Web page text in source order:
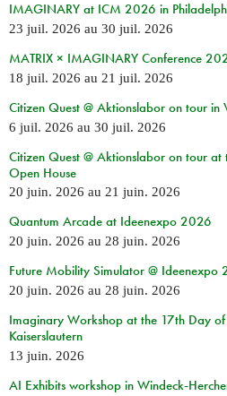
IMAGINARY at ICM 2026 in
23 juil. 2026 au 30 juil. 2026
MATRIX × IMAGINARY Conference
18 juil. 2026 au 21 juil. 2026
Citizen Quest @ Aktionslabor on tour in
6 juil. 2026 au 30 juil. 2026
Citizen Quest @ Aktionslabor on tour at
Open House
20 juin. 2026 au 21 juin. 2026
Quantum Arcade at Ideenexpo 2026
20 juin. 2026 au 28 juin. 2026
Future Mobility Simulator @ Ideenexpo
20 juin. 2026 au 28 juin. 2026
Imaginary Workshop at the 17th Day
Kaiserslautern
13 juin. 2026
AI Exhibits workshop in Windeck-